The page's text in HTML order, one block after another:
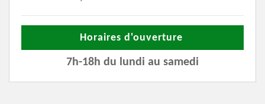
Horaires d'ouverture
7h-18h du lundi au samedi